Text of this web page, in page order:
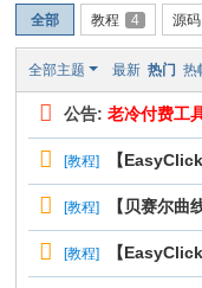
全部 教程 4 源码
全部主题 最新 热门 热
公告:老冷付费工
[教程] 【
[教程] 【贝赛尔
[教程] 【